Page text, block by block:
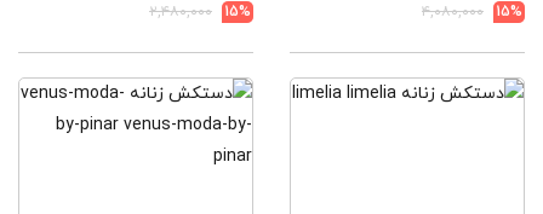
15%
۴,۰۸۰,۰۰۰
15%
۲,۴۸۰,۰۰۰